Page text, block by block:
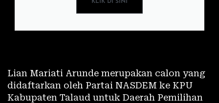
KLIK DI SINI
Lian Mariati Arunde merupakan calon yang
didaftarkan oleh Partai NASDEM ke KPU
Kabupaten Talaud untuk Daerah Pemilihan